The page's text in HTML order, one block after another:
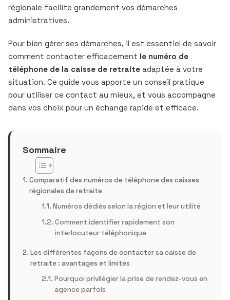
régionale facilite grandement vos démarches
administratives.
Pour bien gérer ses démarches, il est essentiel de savoir
comment contacter efficacement le numéro de
téléphone de la caisse de retraite adaptée à votre
situation. Ce guide vous apporte un conseil pratique
pour utiliser ce contact au mieux, et vous accompagne
dans vos choix pour un échange rapide et efficace.
Sommaire
Comparatif des numéros de téléphone des caisses
régionales de retraite
Numéros dédiés selon la région et leur utilité
Comment identifier rapidement son
interlocuteur téléphonique
Les différentes façons de contacter sa caisse de
retraite : avantages et limites
Pourquoi privilégier la prise de rendez-vous en
agence parfois